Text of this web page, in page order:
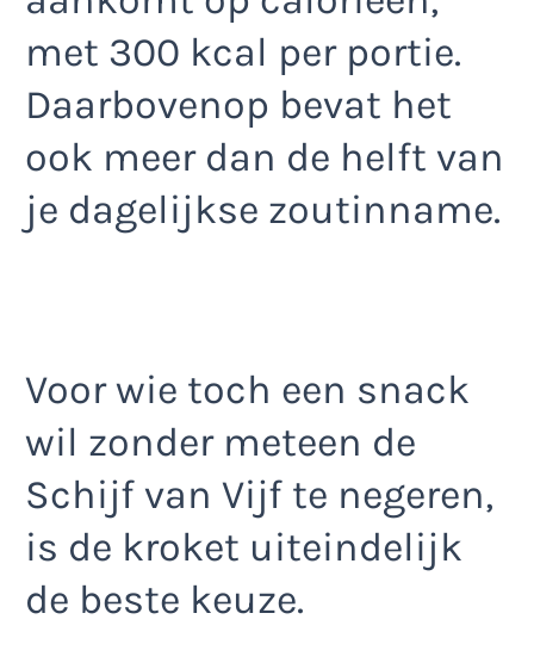
met 300 kcal per portie.
Daarbovenop bevat het
ook meer dan de helft van
je dagelijkse zoutinname.
Voor wie toch een snack
wil zonder meteen de
Schijf van Vijf te negeren,
is de kroket uiteindelijk
de beste keuze.